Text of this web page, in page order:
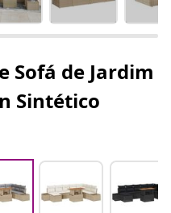
Sofá de Jardim
Sintético